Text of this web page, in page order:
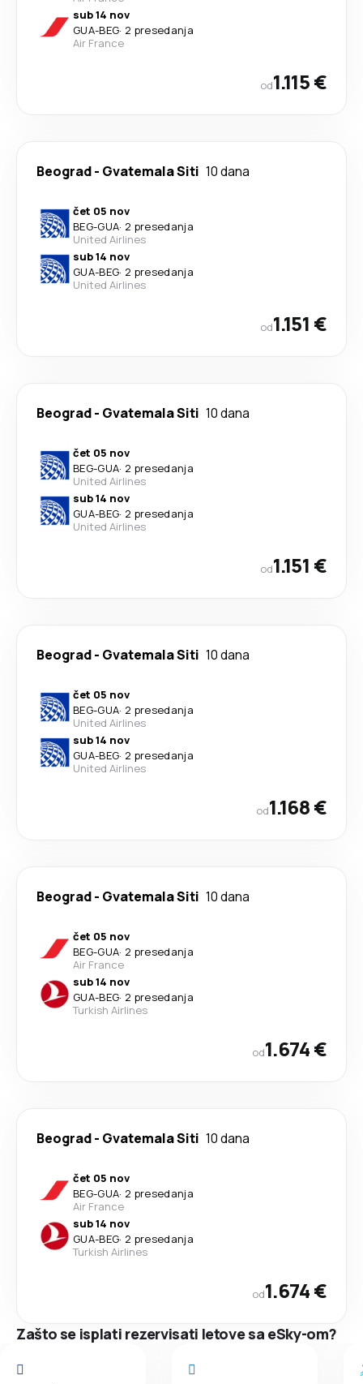
sub 14 nov
GUA-BEG· 2 presedanja
Air France
od1.115 €
Beograd- Gvatemala Siti 10 dana
čet 05 nov
BEG-GUA· 2 presedanja
United Airlines
sub 14 nov
GUA-BEG· 2 presedanja
United Airlines
od1.151 €
Beograd- Gvatemala Siti 10 dana
čet 05 nov
BEG-GUA· 2 presedanja
United Airlines
sub 14 nov
GUA-BEG· 2 presedanja
United Airlines
od1.151 €
Beograd- Gvatemala Siti 10 dana
čet 05 nov
BEG-GUA· 2 presedanja
United Airlines
sub 14 nov
GUA-BEG· 2 presedanja
United Airlines
od1.168 €
Beograd- Gvatemala Siti 10 dana
čet 05 nov
BEG-GUA· 2 presedanja
Air France
sub 14 nov
GUA-BEG· 2 presedanja
Turkish Airlines
od1.674 €
Beograd- Gvatemala Siti 10 dana
čet 05 nov
BEG-GUA· 2 presedanja
Air France
sub 14 nov
GUA-BEG· 2 presedanja
Turkish Airlines
od1.674 €
Zašto se isplati rezervisati letove sa eSky-om?